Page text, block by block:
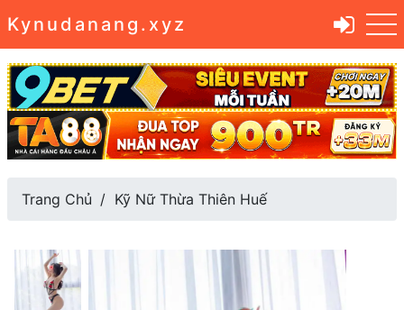
Kynudanang.xyz
Trang Chủ Kỹ Nữ Thừa Thiên Huế